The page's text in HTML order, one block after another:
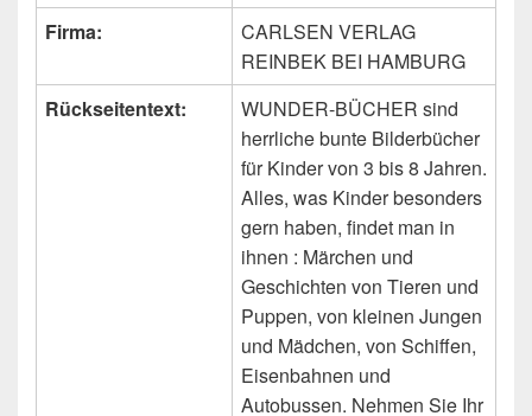
Firma:
CARLSEN VERLAG
REINBEK BEI HAMBURG
Rückseitentext:
WUNDER-BÜCHER sind
herrliche bunte Bilderbücher
für Kinder von 3 bis 8 Jahren.
Alles, was Kinder besonders
gern haben, findet man in
ihnen : Märchen und
Geschichten von Tieren und
Puppen, von kleinen Jungen
und Mädchen, von Schiffen,
Eisenbahnen und
Autobussen. Nehmen Sie Ihr